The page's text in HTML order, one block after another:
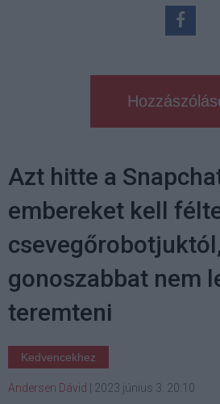
Azt hitte a
embereket kell
gonoszabbat nem
teremteni
Kedvencekhez
Andersen Dávid 2023 június 3. 20:10